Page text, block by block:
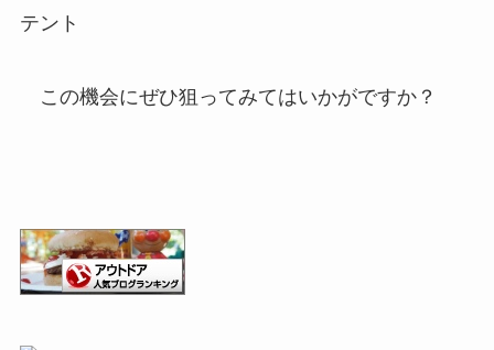
テント
この機会にぜひ狙ってみてはいかがですか？